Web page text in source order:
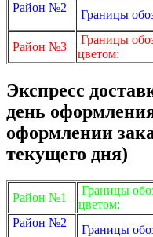
Район №2
Границы
Район №3
Границы
цветом:
Экспресс
день
оформлении
текущего дня)
Район №1
Границы
цветом:
Район №2
Границы